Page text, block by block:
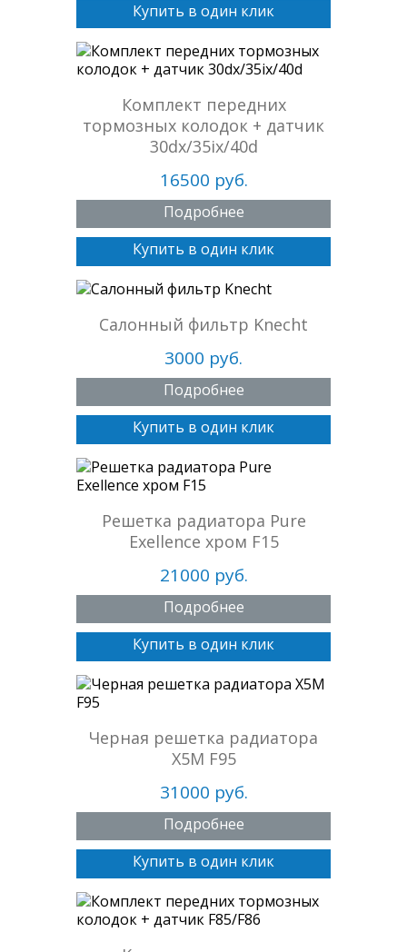
Купить в один клик
Комплект передних
тормозных колодок + датчик
30dx/35ix/40d
16500 руб.
Подробнее
Купить в один клик
Салонный фильтр Knecht
3000 руб.
Подробнее
Купить в один клик
Решетка радиатора Pure
Exellence хром F15
21000 руб.
Подробнее
Купить в один клик
Черная решетка радиатора
X5M F95
31000 руб.
Подробнее
Купить в один клик